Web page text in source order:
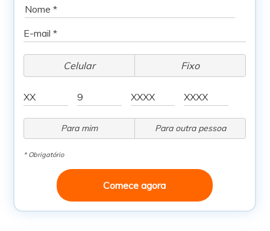
Celular Fixo
Para mim Para outra pessoa
* Obrigatório
Comece agora